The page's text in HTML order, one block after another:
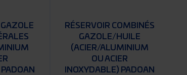
GAZOLE
RÉSERVOIR COMBINÉS
GAZOLE/HUILE
(ACIER/ALUMINIUM
OU ACIER
INOXYDABLE) PADOAN